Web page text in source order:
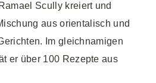
Scully kreiert und
aus orientalisch und
Im gleichnamigen
er über 100 Rezepte aus